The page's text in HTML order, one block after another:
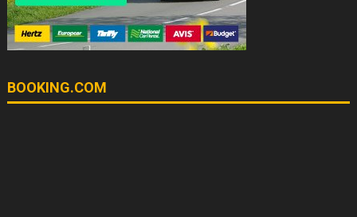
BOOKING.COM